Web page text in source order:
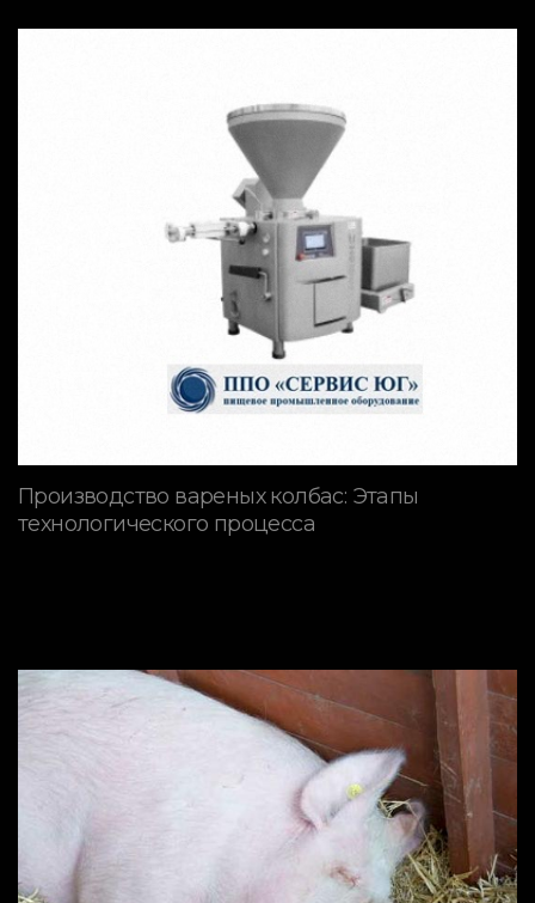
Производство вареных колбас: Этапы
технологического процесса